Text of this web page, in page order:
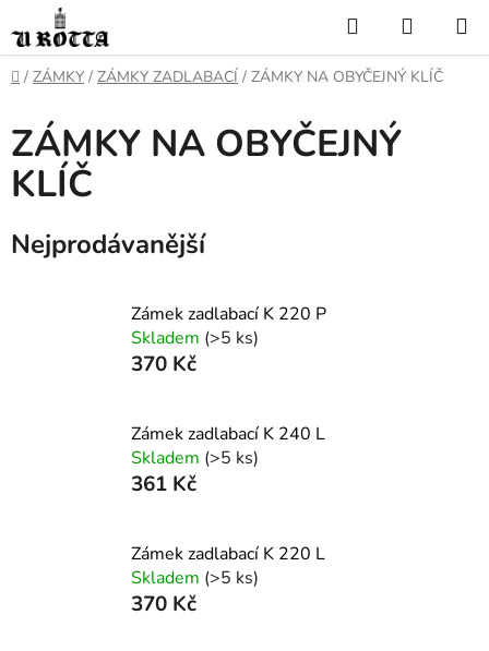
na
obsah
Hledat
KOŠÍK
DOMŮ
/ ZÁMKY / ZÁMKY ZADLABACÍ / ZÁMKY NA OBYČEJNÝ KLÍČ
ZÁMKY NA OBYČEJNÝ
KLÍČ
Nejprodávanější
Zámek zadlabací K 220 P
Skladem (>5 ks)
370 Kč
Zámek zadlabací K 240 L
Skladem (>5 ks)
361 Kč
Zámek zadlabací K 220 L
Skladem (>5 ks)
370 Kč